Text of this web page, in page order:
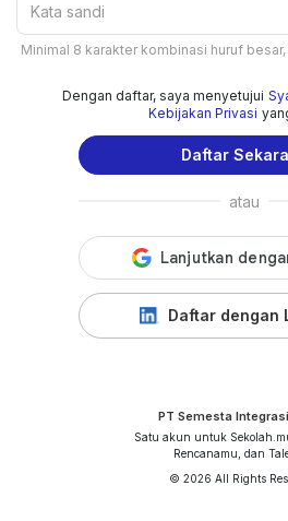
Kata sandi
Minimal 8 karakter kombinasi huruf
Dengan daftar, saya menyetujui
Kebijakan Privasi
Daftar
atau
Daftar dengan
PT Semesta
Satu akun untuk
Rencanamu, dan
© 2026 All Rights